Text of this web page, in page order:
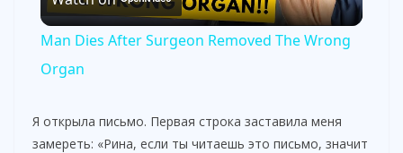
l
y
Man Dies After Surgeon Removed The Wrong
Organ
Я открыла письмо. Первая строка заставила меня
замереть: «Рина, если ты читаешь это письмо, значит